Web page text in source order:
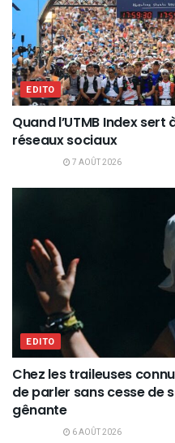
EDITO
Quand l’UTMB Index
réseaux sociaux
7 AOÛT 2026
EDITO
Chez les traileuses
de parler sans cesse de
gênante
6 AOÛT 2026